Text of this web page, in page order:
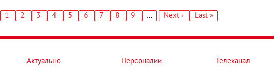
Страница
1 Страница
2 Страница
3 Страница
4
Текущая
5 Страница
6 Страница
7 Страница
8 Страница
9 …
Следующая
Next ›
Последняя
Last »
Актуально Персоналии Телеканал